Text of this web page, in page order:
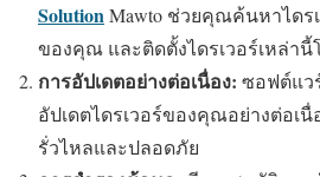
SolutionMawto ช่วยคุณค้นหาไดร
ของคุณ และติดตั้งไดรเวอร์เหล่า
การอัปเดตอย่างต่อเนื่อง: ซอฟต์แว
อัปเดตไดรเวอร์ของคุณอย่างต่อเ
รั่วไหลและปลอดภัย